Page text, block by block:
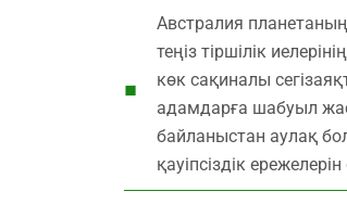
Австралия
теңіз тіршілік
көк сақиналы
адамдарға шабуыл
байланыстан аулақ
қауіпсіздік